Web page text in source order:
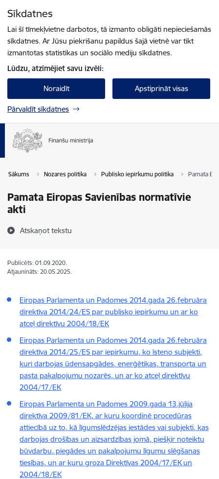
Sīkdatnes
Lai šī tīmekļvietne darbotos, tā izmanto obligāti nepieciešamās
sīkdatnes. Ar Jūsu piekrišanu papildus šajā vietnē var tikt
izmantotas statistikas un sociālo mediju sīkdatnes.
Lūdzu, atzīmējiet savu izvēli:
Noraidīt Apstiprināt visas
Pārvaldīt sīkdatnes
Sākums Nozares politika Publisko iepirkumu politika Pamata
Pamata Eiropas Savienības normatīvie
akti
Atskaņot tekstu
Publicēts: 01.09.2020.
Atjaunināts: 20.05.2025.
Eiropas Parlamenta un Padomes 2014.gada 26.februāra
direktīva 2014/24/ES par publisko iepirkumu un ar ko
atceļ direktīvu 2004/18/EK
Eiropas Parlamenta un Padomes 2014.gada 26.februāra
direktīva 2014/25/ES par iepirkumu, ko īsteno subjekti,
kuri darbojas ūdensapgādes, enerģētikas, transporta un
pasta pakalpojumu nozarēs, un ar ko atceļ direktīvu
2004/17/EK
Eiropas Parlamenta un Padomes 2009.gada 13.jūlija
direktīva 2009/81/EK, ar kuru koordinē procedūras
attiecībā uz to, kā līgumslēdzējas iestādes vai subjekti, kas
darbojas drošības un aizsardzības jomā, piešķir noteiktu
būvdarbu, piegādes un pakalpojumu līgumu slēgšanas
tiesības, un ar kuru groza Direktīvas 2004/17/EK un
2004/18/EK